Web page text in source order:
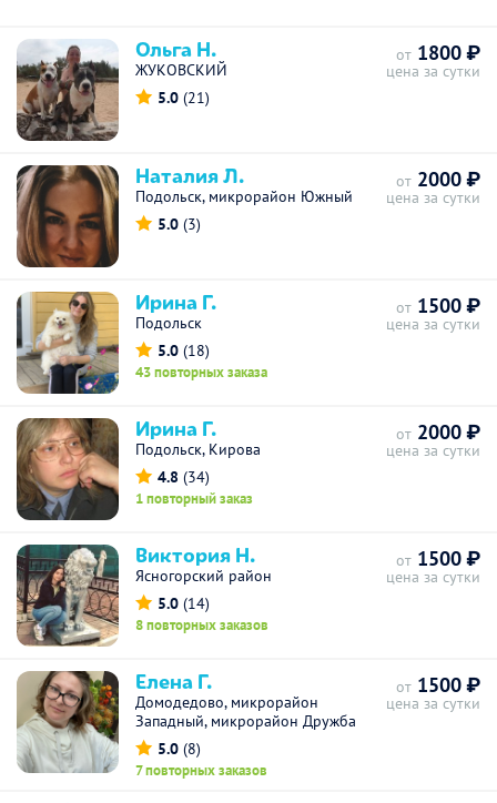
Ольга Н.
ЖУКОВСКИЙ
5.0 (21)
от 1800 ₽
цена за сутки
Наталия Л.
Подольск, микрорайон Южный
5.0 (3)
от 2000 ₽
цена за сутки
Ирина Г.
Подольск
5.0 (18)
43 повторных заказа
от 1500 ₽
цена за сутки
Ирина Г.
Подольск, Кирова
4.8 (34)
1 повторный заказ
от 2000 ₽
цена за сутки
Виктория Н.
Ясногорский район
5.0 (14)
8 повторных заказов
от 1500 ₽
цена за сутки
Елена Г.
Домодедово, микрорайон
Западный, микрорайон Дружба
5.0 (8)
7 повторных заказов
от 1500 ₽
цена за сутки